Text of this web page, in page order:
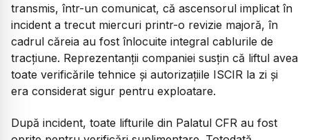
transmis, într-un comunicat, că ascensorul implicat în
incident a trecut miercuri printr-o revizie majoră, în
cadrul căreia au fost înlocuite integral cablurile de
tracțiune. Reprezentanții companiei susțin că liftul avea
toate verificările tehnice și autorizațiile ISCIR la zi și
era considerat sigur pentru exploatare.
După incident, toate lifturile din Palatul CFR au fost